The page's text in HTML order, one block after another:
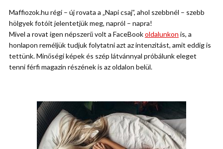
Maffiozok.hu régi – új rovata a „Napi csaj”, ahol szebbnél – szebb
hölgyek fotóit jelentetjük meg, napról – napra!
Mivel a rovat igen népszerű volt a FaceBookoldalunkon is, a
honlapon reméljük tudjuk folytatni azt az intenzitást, amit eddig is
tettünk. Minőségi képek és szép látvánnyal próbálunk eleget
tenni férfi magazin részének is az oldalon belül.